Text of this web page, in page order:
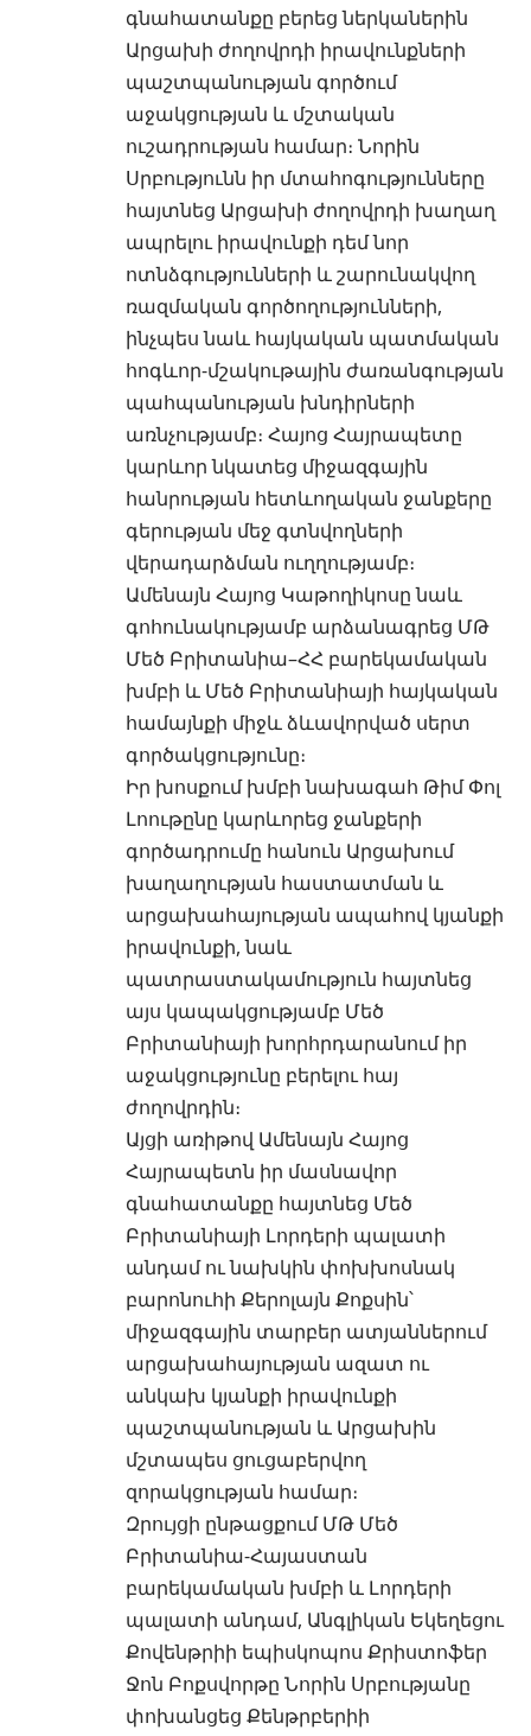
գնահատանքը բերեց ներկաներին
Արցախի ժողովրդի իրավունքների
պաշտպանության գործում
աջակցության և մշտական
ուշադրության համար։ Նորին
Սրբությունն իր մտահոգությունները
հայտնեց Արցախի ժողովրդի խաղաղ
ապրելու իրավունքի դեմ նոր
ոտնձգությունների և շարունակվող
ռազմական գործողությունների,
ինչպես նաև հայկական պատմական
հոգևոր-մշակութային ժառանգության
պահպանության խնդիրների
առնչությամբ։ Հայոց Հայրապետը
կարևոր նկատեց միջազգային
հանրության հետևողական ջանքերը
գերության մեջ գտնվողների
վերադարձման ուղղությամբ։
Ամենայն Հայոց Կաթողիկոսը նաև
գոհունակությամբ արձանագրեց ՄԹ
Մեծ Բրիտանիա–ՀՀ բարեկամական
խմբի և Մեծ Բրիտանիայի հայկական
համայնքի միջև ձևավորված սերտ
գործակցությունը։
Իր խոսքում խմբի նախագահ Թիմ Փոլ
Լոութընը կարևորեց ջանքերի
գործադրումը հանուն Արցախում
խաղաղության հաստատման և
արցախահայության ապահով կյանքի
իրավունքի, նաև
պատրաստակամություն հայտնեց
այս կապակցությամբ Մեծ
Բրիտանիայի խորհրդարանում իր
աջակցությունը բերելու հայ
ժողովրդին։
Այցի առիթով Ամենայն Հայոց
Հայրապետն իր մասնավոր
գնահատանքը հայտնեց Մեծ
Բրիտանիայի Լորդերի պալատի
անդամ ու նախկին փոխխոսնակ
բարոնուհի Քերոլայն Քոքսին՝
միջազգային տարբեր ատյաններում
արցախահայության ազատ ու
անկախ կյանքի իրավունքի
պաշտպանության և Արցախին
մշտապես ցուցաբերվող
զորակցության համար։
Զրույցի ընթացքում ՄԹ Մեծ
Բրիտանիա-Հայաստան
բարեկամական խմբի և Լորդերի
պալատի անդամ, Անգլիկան Եկեղեցու
Քովենթրիի եպիսկոպոս Քրիստոֆեր
Ջոն Բոքսվորթը Նորին Սրբությանը
փոխանցեց Քենթրբերիի